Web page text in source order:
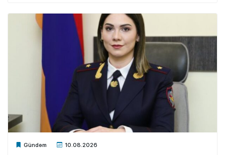
Gündəm 10.08.2026
Xalq.Online